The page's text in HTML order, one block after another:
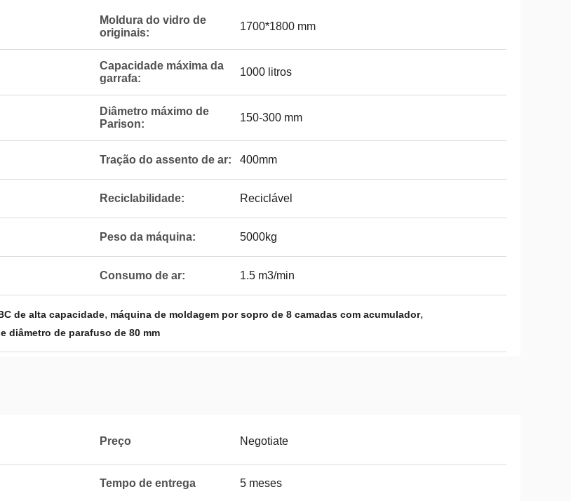
Moldura do vidro de
originais:
1700*1800 mm
Capacidade máxima da
garrafa:
1000 litros
Diâmetro máximo de
Parison:
150-300 mm
Tração do assento de ar: 400mm
Reciclabilidade: Reciclável
Peso da máquina: 5000kg
Consumo de ar: 1.5 m3/min
de alta capacidade, máquina de moldagem por sopro de 8 camadas com acumulador,
diâmetro de parafuso de 80 mm
Preço Negotiate
Tempo de entrega 5 meses